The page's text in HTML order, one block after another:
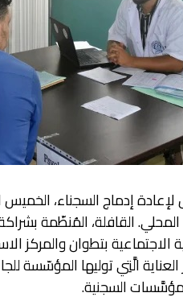
إدماج السجناء، الخميس
القافلة، المُنظّمة
الاجتماعية بتطوان
الَّتِي توليها المؤسّسة
السجنية.